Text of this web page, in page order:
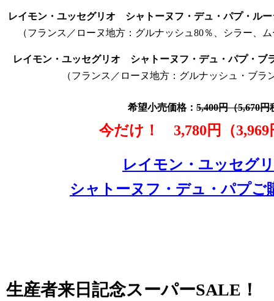
レイモン・ユッセグリオ シャトーヌフ・デュ・パプ・
（フランス／ローヌ地方：グルナッシュ80％、シラー、
レイモン・ユッセグリオ シャトーヌフ・デュ・パプ・
（フランス／ローヌ地方：グルナッシュ・ブラ
希望小売価格： 5,400円（5,670円
今だけ！ 3,780円（3,969
レイモン・ユッセグ
シャトーヌフ・デュ・パプご
生産者来日記念スーパーSALE！